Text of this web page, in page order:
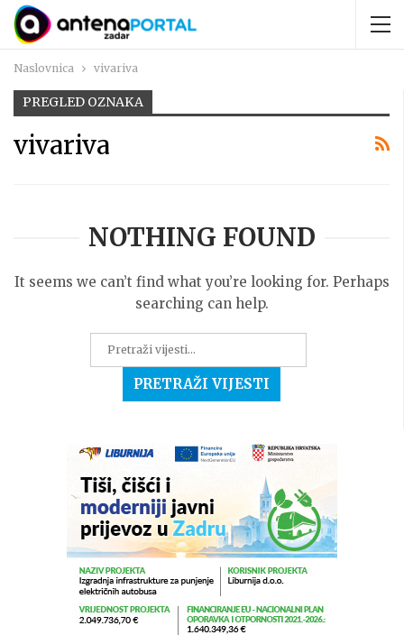
Naslovnica vivariva
PREGLED OZNAKA
vivariva
NOTHING FOUND
It seems we can’t find what you’re looking for. Perhaps
searching can help.